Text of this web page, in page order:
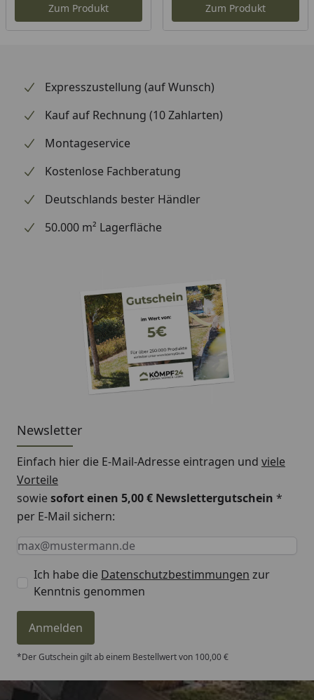
Zum Produkt Zum Produkt
Expresszustellung (auf Wunsch)
Kauf auf Rechnung (10 Zahlarten)
Montageservice
Kostenlose Fachberatung
Deutschlands bester Händler
50.000 m² Lagerfläche
Newsletter
Einfach hier die E-Mail-Adresse eintragen und viele
Vorteile
sowiesofort einen 5,00 € Newslettergutschein *
per E-Mail sichern:
Keine Eingabe erforderlich
Eingabe erforderlich
E-Mail *
Ich habe die Datenschutzbestimmungen zur
Kenntnis genommen
Anmelden
*Der Gutschein gilt ab einem Bestellwert von 100,00 €